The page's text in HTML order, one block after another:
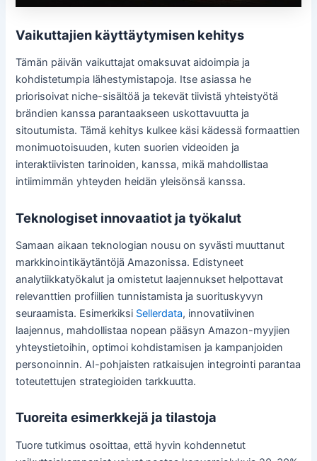
Vaikuttajien käyttäytymisen kehitys
Tämän päivän vaikuttajat omaksuvat aidoimpia ja
kohdistetumpia lähestymistapoja. Itse asiassa he
priorisoivat niche-sisältöä ja tekevät tiivistä yhteistyötä
brändien kanssa parantaakseen uskottavuutta ja
sitoutumista. Tämä kehitys kulkee käsi kädessä formaattien
monimuotoisuuden, kuten suorien videoiden ja
interaktiivisten tarinoiden, kanssa, mikä mahdollistaa
intiimimmän yhteyden heidän yleisönsä kanssa.
Teknologiset innovaatiot ja työkalut
Samaan aikaan teknologian nousu on syvästi muuttanut
markkinointikäytäntöjä Amazonissa. Edistyneet
analytiikkatyökalut ja omistetut laajennukset helpottavat
relevanttien profiilien tunnistamista ja suorituskyvyn
seuraamista. Esimerkiksi Sellerdata, innovatiivinen
laajennus, mahdollistaa nopean pääsyn Amazon-myyjien
yhteystietoihin, optimoi kohdistamisen ja kampanjoiden
personoinnin. AI-pohjaisten ratkaisujen integrointi parantaa
toteutettujen strategioiden tarkkuutta.
Tuoreita esimerkkejä ja tilastoja
Tuore tutkimus osoittaa, että hyvin kohdennetut